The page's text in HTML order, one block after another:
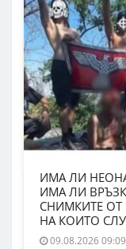
ИМА ЛИ
ИМА ЛИ
СНИМКИТЕ
НА КОИТО
09.08.2026